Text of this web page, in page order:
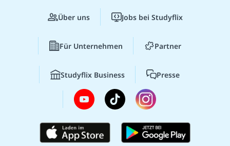
Über uns Jobs bei Studyflix
Für Unternehmen Partner
Studyflix Business Presse